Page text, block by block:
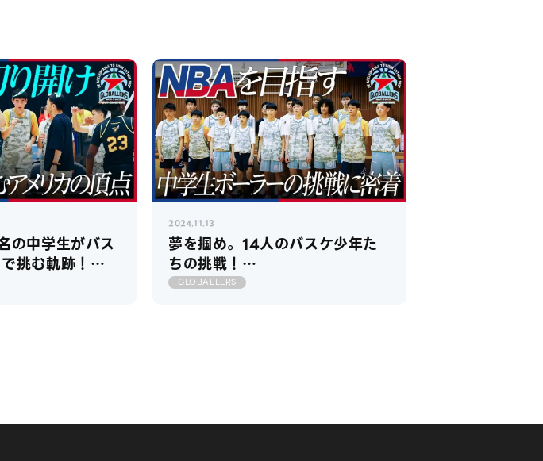
の中学生がバス
挑む軌跡！
アメリ
2024.11.13
夢を掴め。14人のバスケ少年た
ちの挑戦！
【GLOBALLERS2024 トライ
GLOBALLERS